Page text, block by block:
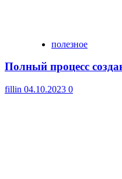
полезное
Полный процесс
fillin 04.10.2023 0